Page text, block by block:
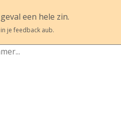
een hele zin.
je feedback aub.